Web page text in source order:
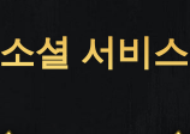
소셜 서비스